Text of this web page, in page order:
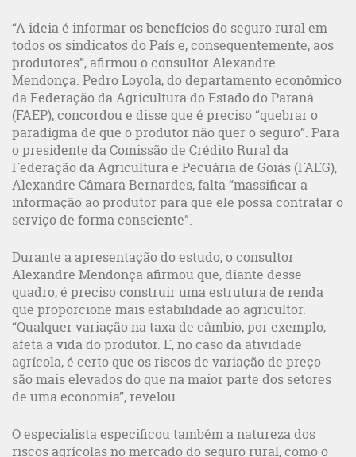
“A ideia é informar os benefícios do seguro rural em
todos os sindicatos do País e, consequentemente, aos
produtores”, afirmou o consultor Alexandre
Mendonça. Pedro Loyola, do departamento econômico
da Federação da Agricultura do Estado do Paraná
(FAEP), concordou e disse que é preciso “quebrar o
paradigma de que o produtor não quer o seguro”. Para
o presidente da Comissão de Crédito Rural da
Federação da Agricultura e Pecuária de Goiás (FAEG),
Alexandre Câmara Bernardes, falta “massificar a
informação ao produtor para que ele possa contratar o
serviço de forma consciente”.
Durante a apresentação do estudo, o consultor
Alexandre Mendonça afirmou que, diante desse
quadro, é preciso construir uma estrutura de renda
que proporcione mais estabilidade ao agricultor.
“Qualquer variação na taxa de câmbio, por exemplo,
afeta a vida do produtor. E, no caso da atividade
agrícola, é certo que os riscos de variação de preço
são mais elevados do que na maior parte dos setores
de uma economia”, revelou.
O especialista especificou também a natureza dos
riscos agrícolas no mercado do seguro rural, como o